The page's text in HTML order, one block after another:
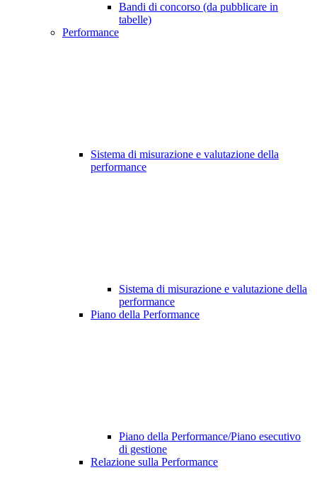
Bandi di concorso (da pubblicare in
tabelle)
Performance
Sistema di misurazione e valutazione della
performance
Sistema di misurazione e valutazione della
performance
Piano della Performance
Piano della Performance/Piano esecutivo
di gestione
Relazione sulla Performance